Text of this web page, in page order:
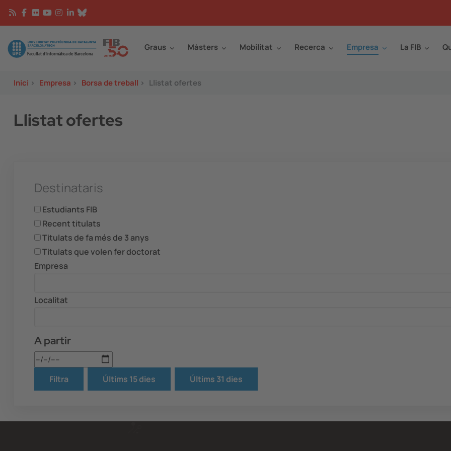
Vés al contingut
Image Graus Màsters Mobilitat Recerca Empresa La FIB
Inici > Empresa > Borsa de treball > Llistat ofertes
Llistat ofertes
Destinataris
Estudiants FIB
Recent titulats
Titulats de fa més de 3 anys
Titulats que volen fer doctorat
Empresa
Localitat
A partir
Data